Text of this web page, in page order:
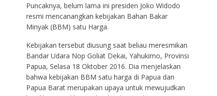
Puncaknya, belum lama ini presiden Joko Widodo
resmi mencanangkan kebijakan Bahan Bakar
Minyak (BBM) satu Harga.
Kebijakan tersebut diusung saat beliau meresmikan
Bandar Udara Nop Goliat Dekai, Yahukimo, Provinsi
Papua, Selasa 18 Oktober 2016. Dia menjelaskan
bahwa kebijakan BBM satu harga di Papua dan
Papua Barat merupakan upaya untuk mewujudkan